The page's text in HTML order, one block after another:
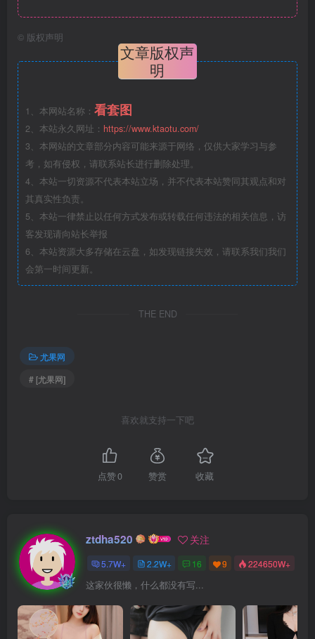
© 版权声明
文章版权声
明
1、本网站名称： 看套图
2、本站永久网址： https://www.ktaotu.com/
3、本网站的文章部分内容可能来源于网络，仅供大家学习与参
考，如有侵权，请联系站长进行删除处理。
4、本站一切资源不代表本站立场，并不代表本站赞同其观点和对
其真实性负责。
5、本站一律禁止以任何方式发布或转载任何违法的相关信息，访
客发现请向站长举报
6、本站资源大多存储在云盘，如发现链接失效，请联系我们我们
会第一时间更新。
THE END
尤果网
# [尤果网]
喜欢就支持一下吧
点赞0 赞赏 收藏
ztdha520 关注
5.7W+ 2.2W+ 16 9 224650W+
这家伙很懒，什么都没有写...